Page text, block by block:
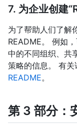
7. 为企业创建
为了帮助人们了解
README。 例如
中的不同组织、共
策略的信息。 有
README。
第 3 部分：